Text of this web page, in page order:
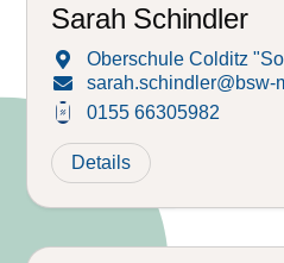
Sarah Schindler
 Oberschule Colditz

sarah.schindler@bsw-
0155 66305982
Details